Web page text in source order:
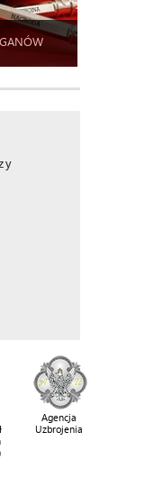
Agencja
Uzbrojenia